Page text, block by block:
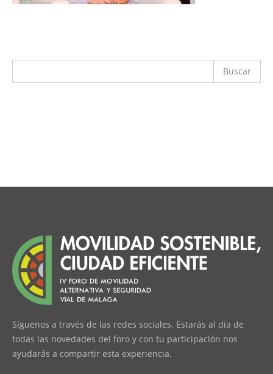
Síguenos a través de las redes sociales. Estarás al día de
todas las novedades del foro y con tu participación nos
ayudarás a compartir esta experiencia.